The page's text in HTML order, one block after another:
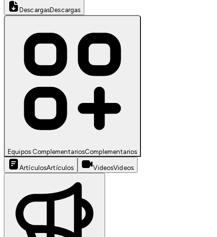
DescargasDescargas
Equipos ComplementariosComplementarios
ArtículosArtículos VideosVideos